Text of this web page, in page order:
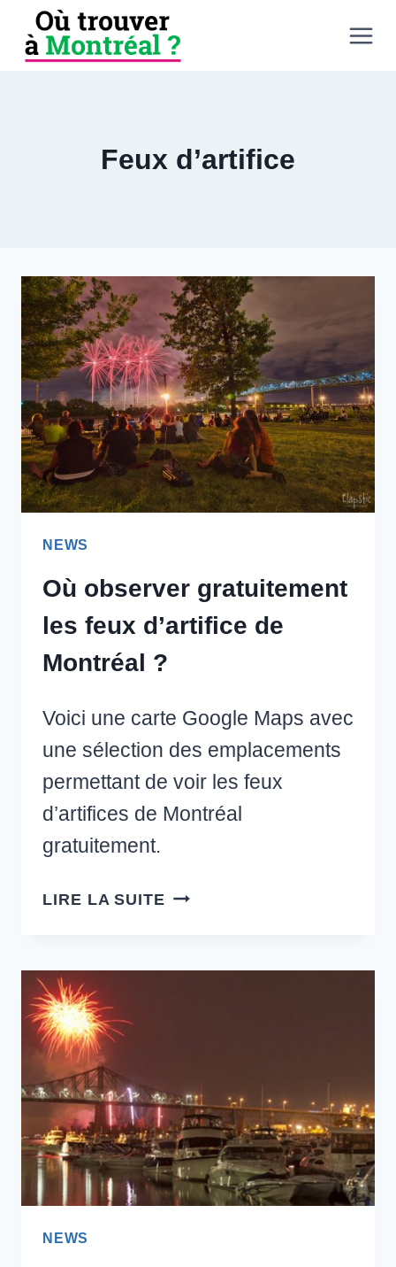
Aller
Feux d’artifice
NEWS
Où observer gratuitement
les feux d’artifice de
Montréal ?
Voici une carte Google Maps avec
une sélection des emplacements
permettant de voir les feux
d’artifices de Montréal
gratuitement.
LIRE LA SUITE OÙ
LES
?
NEWS